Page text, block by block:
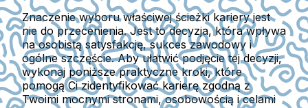
Znaczenie wyboru właściwej ścieżki kariery jest
nie do przecenienia. Jest to decyzja, która wpływa
na osobistą satysfakcję, sukces zawodowy i
ogólne szczęście. Aby ułatwić podjęcie tej decyzji,
wykonaj poniższe praktyczne kroki, które
pomogą Ci zidentyfikować karierę zgodną z
Twoimi mocnymi stronami, osobowością i celami